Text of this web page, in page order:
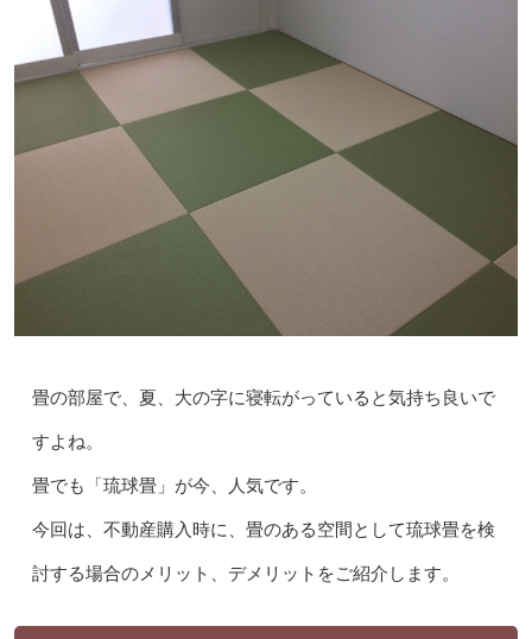
畳の部屋で、夏、大の字に寝転がっていると気持ち良いで
すよね。
畳でも「琉球畳」が今、人気です。
今回は、不動産購入時に、畳のある空間として琉球畳を検
討する場合のメリット、デメリットをご紹介します。